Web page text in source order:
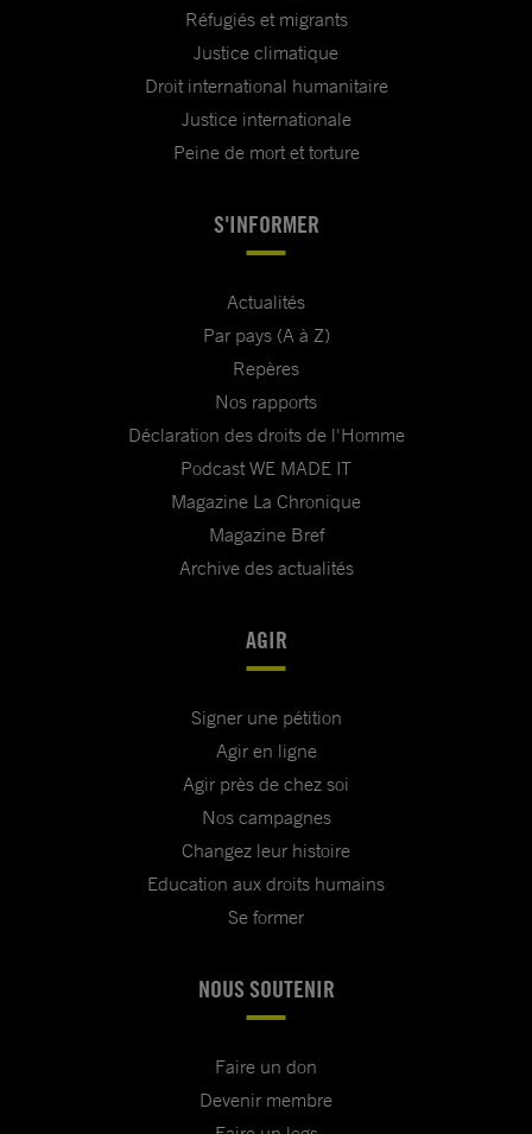
Réfugiés et migrants
Justice climatique
Droit international humanitaire
Justice internationale
Peine de mort et torture
S'INFORMER
Actualités
Par pays (A à Z)
Repères
Nos rapports
Déclaration des droits de l'Homme
Podcast WE MADE IT
Magazine La Chronique
Magazine Bref
Archive des actualités
AGIR
Signer une pétition
Agir en ligne
Agir près de chez soi
Nos campagnes
Changez leur histoire
Education aux droits humains
Se former
NOUS SOUTENIR
Faire un don
Devenir membre